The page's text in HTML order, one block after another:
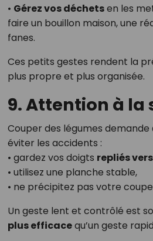
• Gérez vos déchetsen les
faire un bouillon maison, une
fanes.
Ces petits gestes rendent la
plus propre et plus organisée.
9. Attention à la
Couper des légumes demande
éviter les accidents :
• gardez vos doigts repliés
• utilisez une planche stable,
• ne précipitez pas votre
Un geste lent et contrôlé est
plus efficacequ’un geste